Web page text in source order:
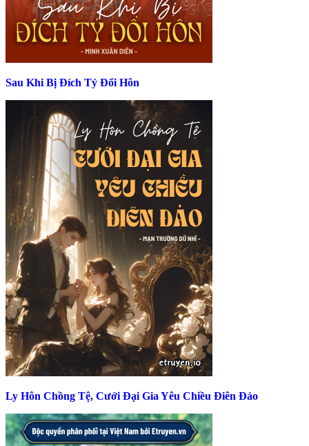
Sau Khi Bị Đích Tỷ Đổi Hôn
Ly Hôn Chồng Tệ, Cưới Đại Gia Yêu Chiều Điên Đảo